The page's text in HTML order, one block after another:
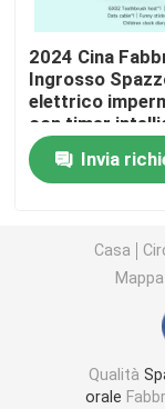
Spazzolino
Spazzolino
Sonic Electric
Spazzolino
2024 Cina
Ingrosso
elettrico
con timer
Invia
Casa
Qualità
orale